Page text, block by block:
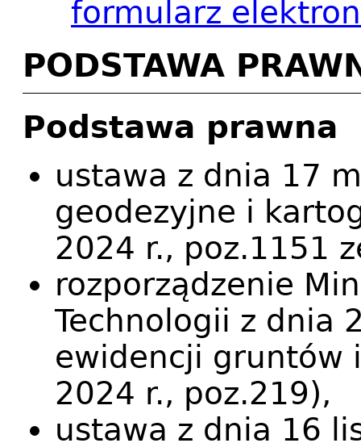
formularz
PODSTAWA
Podstawa prawna
ustawa z dnia 17
geodezyjne i
2024 r., poz.1151
rozporządzenie
Technologii z dnia
ewidencji gruntów
2024 r., poz.219),
ustawa z dnia 16